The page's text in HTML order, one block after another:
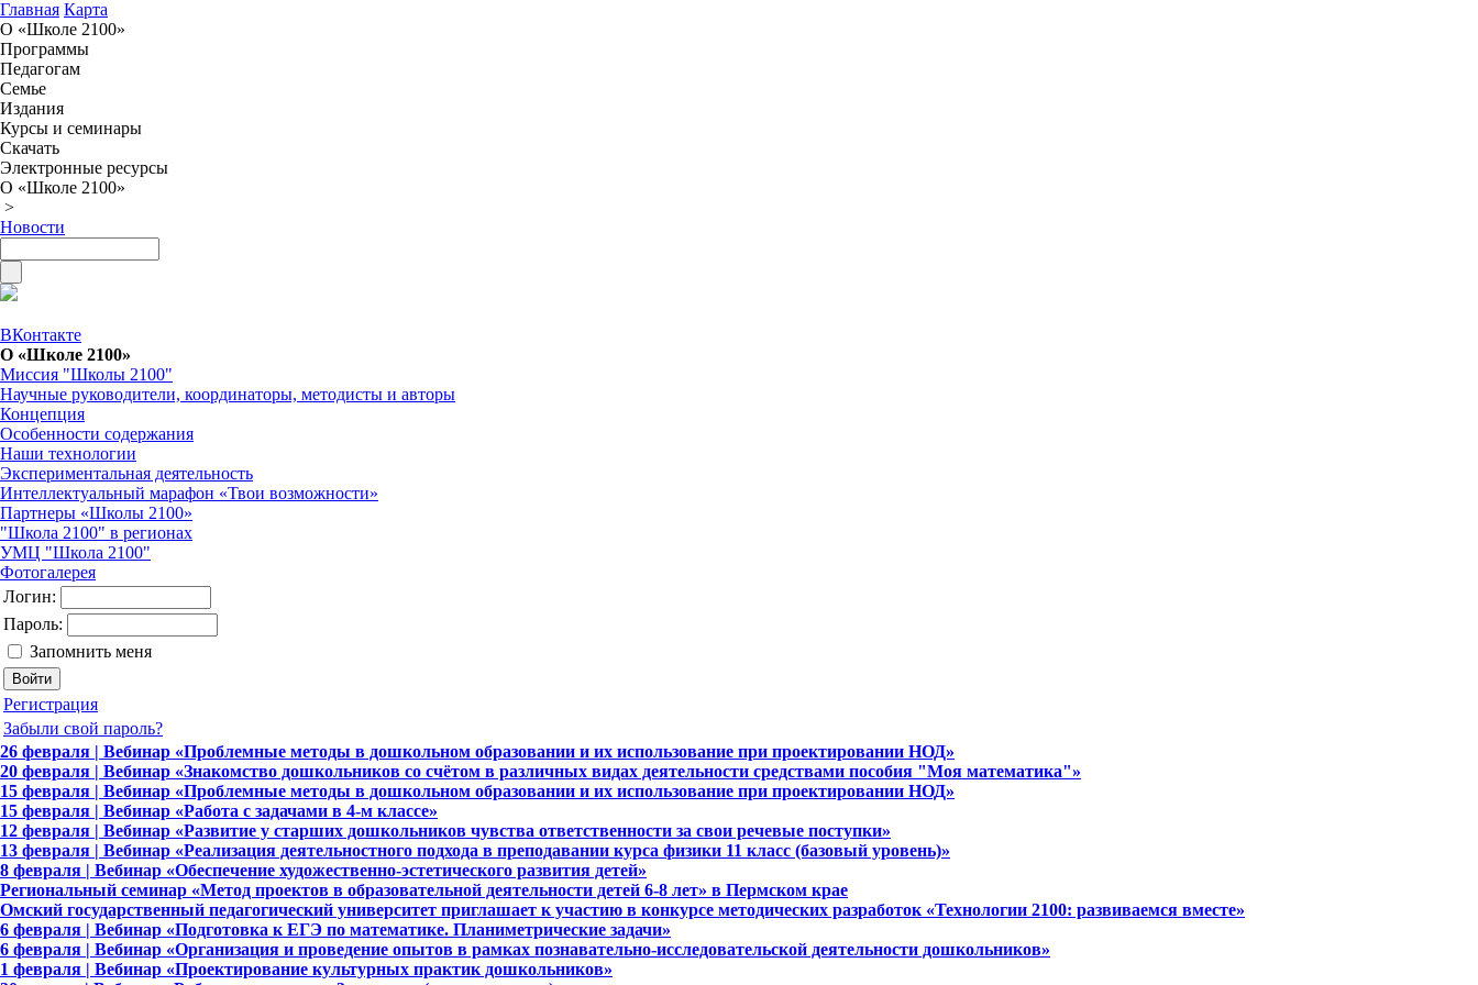
Главная Карта
О «Школе 2100»
Программы
Педагогам
Семье
Издания
Курсы и семинары
Скачать
Электронные ресурсы
О «Школе 2100»
>
Новости
ВКонтакте
О «Школе 2100»
Миссия "Школы 2100"
Научные руководители, координаторы, методисты и авторы
Концепция
Особенности содержания
Наши технологии
Экспериментальная деятельность
Интеллектуальный марафон «Твои возможности»
Партнеры «Школы 2100»
"Школа 2100" в регионах
УМЦ "Школа 2100"
Фотогалерея
Логин:
Пароль:
Запомнить меня
Регистрация
Забыли свой пароль?
26 февраля | Вебинар «Проблемные методы в дошкольном образовании и их использование при проектировании НОД»
20 февраля | Вебинар «Знакомство дошкольников со счётом в различных видах деятельности средствами пособия "Моя математика"»
15 февраля | Вебинар «Проблемные методы в дошкольном образовании и их использование при проектировании НОД»
15 февраля | Вебинар «Работа с задачами в 4-м классе»
12 февраля | Вебинар «Развитие у старших дошкольников чувства ответственности за свои речевые поступки»
13 февраля | Вебинар «Реализация деятельностного подхода в преподавании курса физики 11 класс (базовый уровень)»
8 февраля | Вебинар «Обеспечение художественно-эстетического развития детей»
Региональный семинар «Метод проектов в образовательной деятельности детей 6-8 лет» в Пермском крае
Омский государственный педагогический университет приглашает к участию в конкурсе методических разработок «Технологии 2100: развиваемся вместе»
6 февраля | Вебинар «Подготовка к ЕГЭ по математике. Планиметрические задачи»
6 февраля | Вебинар «Организация и проведение опытов в рамках познавательно-исследовательской деятельности дошкольников»
1 февраля | Вебинар «Проектирование культурных практик дошкольников»